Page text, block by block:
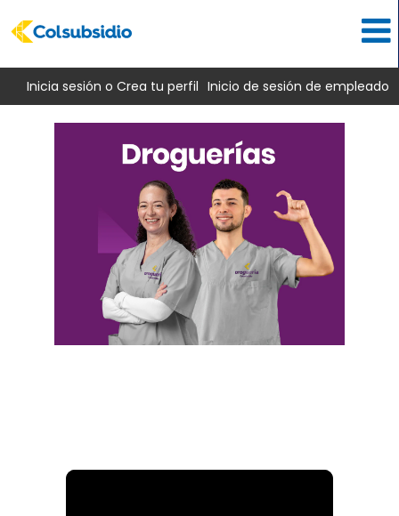
Inicia sesión o Crea tu perfil Inicio de sesión de empleado
Droguerías